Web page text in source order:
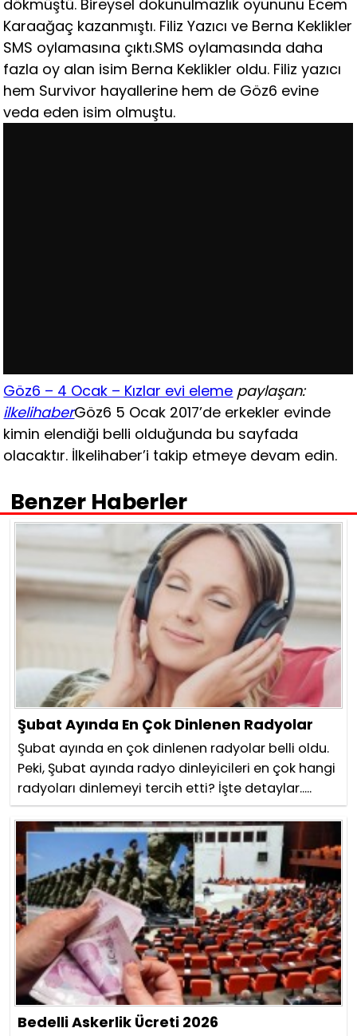
dökmüştü. Bireysel dokunulmazlık oyununu Ecem
Karaağaç kazanmıştı. Filiz Yazıcı ve Berna Keklikler
SMS oylamasına çıktı.SMS oylamasında daha
fazla oy alan isim Berna Keklikler oldu. Filiz yazıcı
hem Survivor hayallerine hem de Göz6 evine
veda eden isim olmuştu.
Göz6 – 4 Ocak – Kızlar evi eleme paylaşan:
ilkelihaberGöz6 5 Ocak 2017’de erkekler evinde
kimin elendiği belli olduğunda bu sayfada
olacaktır. İlkelihaber’i takip etmeye devam edin.
Benzer Haberler
Şubat Ayında En Çok Dinlenen Radyolar
Şubat ayında en çok dinlenen radyolar belli oldu.
Peki, Şubat ayında radyo dinleyicileri en çok hangi
radyoları dinlemeyi tercih etti? İşte detaylar.....
Bedelli Askerlik Ücreti 2026